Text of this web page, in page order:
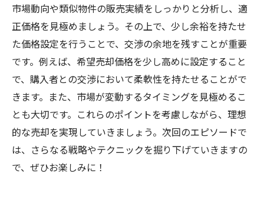
市場動向や類似物件の販売実績をしっかりと分析し、適
正価格を見極めましょう。その上で、少し余裕を持たせ
た価格設定を行うことで、交渉の余地を残すことが重要
です。例えば、希望売却価格を少し高めに設定すること
で、購入者との交渉において柔軟性を持たせることがで
きます。また、市場が変動するタイミングを見極めるこ
とも大切です。これらのポイントを考慮しながら、理想
的な売却を実現していきましょう。次回のエピソードで
は、さらなる戦略やテクニックを掘り下げていきますの
で、ぜひお楽しみに！